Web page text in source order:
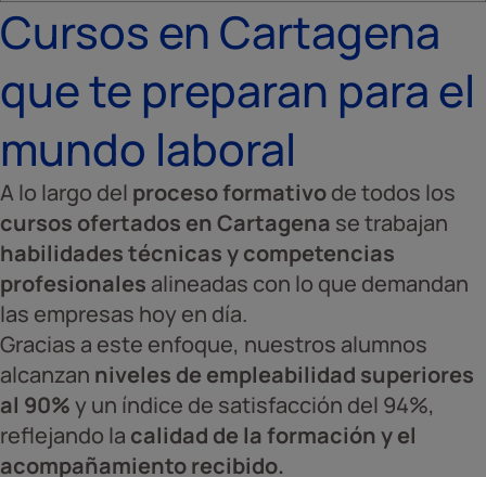
Cursos en Cartagena
que te preparan para el
mundo laboral
A lo largo del proceso formativode todos los
cursos ofertados en Cartagena se trabajan
habilidades técnicas y competencias
profesionales alineadas con lo que demandan
las empresas hoy en día.
Gracias a este enfoque, nuestros alumnos
alcanzan niveles de empleabilidad superiores
al 90%y un índice de satisfacción del 94%,
reflejando la calidad de la formación y el
acompañamiento recibido.